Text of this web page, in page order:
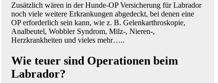
Zusätzlich wären in der Hunde-OP Versicherung für Labrador
noch viele weitere Erkrankungen abgedeckt, bei denen eine
OP erforderlich sein kann, wie z. B. Gelenkarthroskopie,
Analbeutel, Wobbler Syndrom, Milz-, Nieren-,
Herzkrankheiten und vieles mehr…..
Wie teuer sind Operationen beim
Labrador?